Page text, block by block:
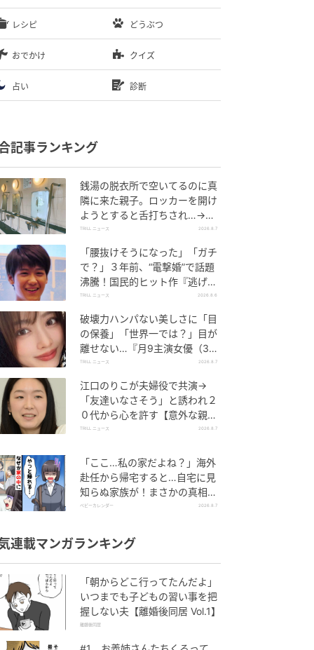
レシピ どうぶつ
おでかけ クイズ
占い 診断
記事ランキング
銭湯の脱衣所で空いてるのに真
隣に来た親子。ロッカーを開け
ようとすると舌打ちされ…→直
後、娘の放った“純粋な一言”に
TRILL ニュース 2026.8.7
「腰抜けそうになった」「ガチ
で？」３年前、“電撃婚”で話題
沸騰！国民的ヒット作『逃げ
恥』で異彩放った【国宝級イケ
TRILL ニュース 2026.8.6
破壊力ハンパない美しさに「目
の保養」「世界一では？」目が
離せない…『月9主演女優（34
歳）』“極上”美ショットがすご
TRILL ニュース 2026.8.7
江口のりこが夫婦役で共演→
「友達いなさそう」と誘われ２
０代から心を許す【意外な親友
芸人】とは？
TRILL ニュース 2026.8.7
「ここ…私の家だよね？」海外
赴任から帰宅すると…自宅に見
知らぬ家族が！まさかの真相と
は！？
ベビーカレンダー 2026.8.7
連載マンガランキング
「朝からどこ行ってたんだよ」
いつまでも子どもの習い事を把
握しない夫【離婚後同居 Vol.1】
離婚後同居